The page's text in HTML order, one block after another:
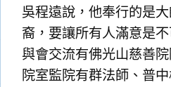
吳程遠說，他奉行的是
裔，要讓所有人滿意是
與會交流有佛光山慈善
院室監院有群法師、普